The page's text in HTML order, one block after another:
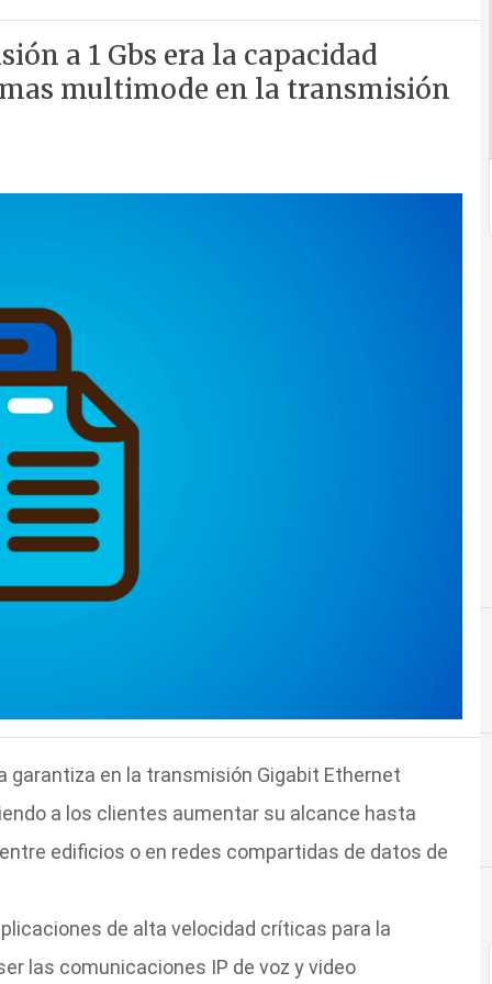
a 1 Gbs era la capacidad
multimode en la transmisión
garantiza en la transmisión Gigabit Ethernet
a los clientes aumentar su alcance hasta
edificios o en redes compartidas de datos de
de alta velocidad críticas para la
las comunicaciones IP de voz y video